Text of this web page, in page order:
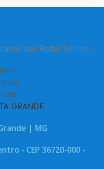
nas Redes Sociais
| MG
- CEP 36720-000 -